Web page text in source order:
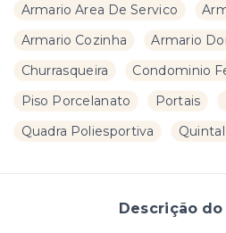
Armario Area De Servico
Armario Cozinha
Armario
Churrasqueira
Condominio
Piso Porcelanato
Portais
Quadra Poliesportiva
Quintal
Descrição